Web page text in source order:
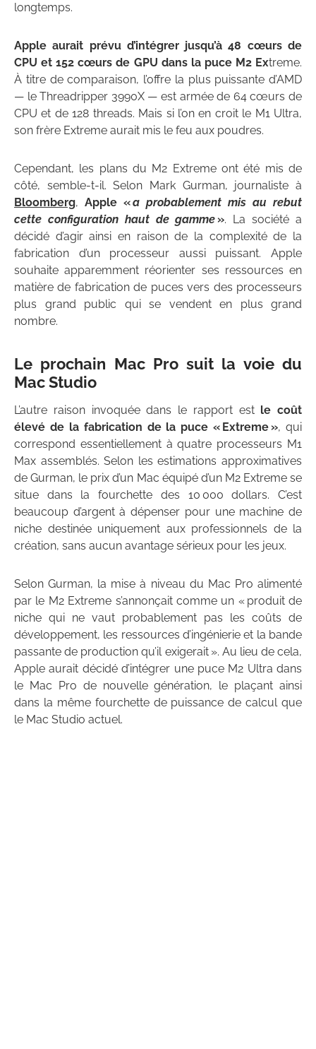
longtemps.
Apple aurait prévu d’intégrer jusqu’à 48 cœurs de
CPU et 152 cœurs de GPU dans la puce M2 Extreme.
À titre de comparaison, l’offre la plus puissante d’AMD
— le Threadripper 3990X — est armée de 64 cœurs de
CPU et de 128 threads. Mais si l’on en croit le M1 Ultra,
son frère Extreme aurait mis le feu aux poudres.
Cependant, les plans du M2 Extreme ont été mis de
côté, semble-t-il. Selon Mark Gurman, journaliste à
Bloomberg, Apple «a probablement mis au rebut
cette configuration haut de gamme ». La société a
décidé d’agir ainsi en raison de la complexité de la
fabrication d’un processeur aussi puissant. Apple
souhaite apparemment réorienter ses ressources en
matière de fabrication de puces vers des processeurs
plus grand public qui se vendent en plus grand
nombre.
Le prochain Mac Pro suit la voie du
Mac Studio
L’autre raison invoquée dans le rapport est le coût
élevé de la fabrication de la puce « Extreme », qui
correspond essentiellement à quatre processeurs M1
Max assemblés. Selon les estimations approximatives
de Gurman, le prix d’un Mac équipé d’un M2 Extreme se
situe dans la fourchette des 10 000 dollars. C’est
beaucoup d’argent à dépenser pour une machine de
niche destinée uniquement aux professionnels de la
création, sans aucun avantage sérieux pour les jeux.
Selon Gurman, la mise à niveau du Mac Pro alimenté
par le M2 Extreme s’annonçait comme un « produit de
niche qui ne vaut probablement pas les coûts de
développement, les ressources d’ingénierie et la bande
passante de production qu’il exigerait ». Au lieu de cela,
Apple aurait décidé d’intégrer une puce M2 Ultra dans
le Mac Pro de nouvelle génération, le plaçant ainsi
dans la même fourchette de puissance de calcul que
le Mac Studio actuel.